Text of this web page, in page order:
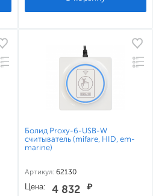
Болид Proxy-6-USB-W
считыватель (mifare, HID, em-
marine)
Артикул: 62130
Цена: 4 832 ₽